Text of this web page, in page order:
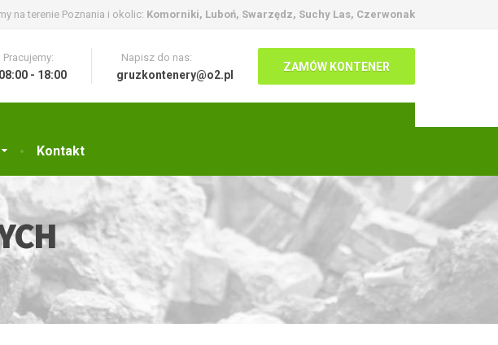
na terenie Poznania i okolic: Komorniki, Luboń, Swarzędz, Suchy Las, Czerwonak
Kontakt
Pracujemy:
08:00 - 18:00
Napisz do nas:
gruzkontenery@o2.pl
ZAMÓW KONTENER